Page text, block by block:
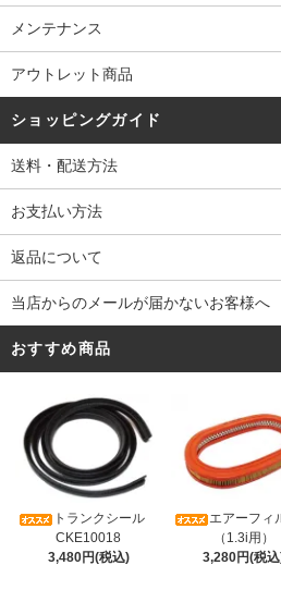
メンテナンス
アウトレット商品
ショッピングガイド
送料・配送方法
お支払い方法
返品について
当店からのメールが届かないお客様へ
おすすめ商品
トランクシール
CKE10018
3,480円(税込)
エアーフィ
（1.3i用）
3,280円(税